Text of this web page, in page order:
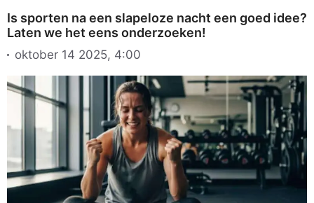
Is sporten na een slapeloze nacht een goed idee?
Laten we het eens onderzoeken!
oktober 14 2025, 4:00